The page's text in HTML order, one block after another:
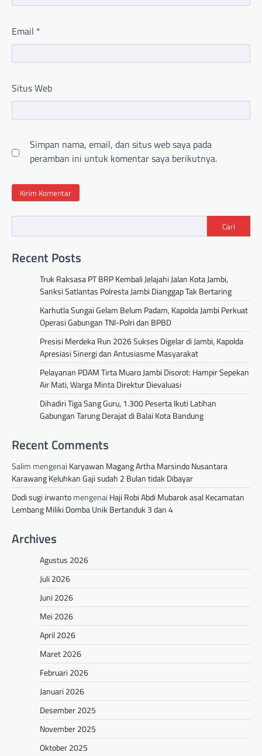
Email *
Situs Web
Simpan nama, email, dan situs web saya pada
peramban ini untuk komentar saya berikutnya.
Cari
Recent Posts
Truk Raksasa PT BRP Kembali Jelajahi Jalan Kota Jambi,
Sanksi Satlantas Polresta Jambi Dianggap Tak Bertaring
Karhutla Sungai Gelam Belum Padam, Kapolda Jambi Perkuat
Operasi Gabungan TNI-Polri dan BPBD
Presisi Merdeka Run 2026 Sukses Digelar di Jambi, Kapolda
Apresiasi Sinergi dan Antusiasme Masyarakat
Pelayanan PDAM Tirta Muaro Jambi Disorot: Hampir Sepekan
Air Mati, Warga Minta Direktur Dievaluasi
Dihadiri Tiga Sang Guru, 1.300 Peserta Ikuti Latihan
Gabungan Tarung Derajat di Balai Kota Bandung
Recent Comments
Salim mengenai Karyawan Magang Artha Marsindo Nusantara
Karawang Keluhkan Gaji sudah 2 Bulan tidak Dibayar
Dodi sugi irwantomengenai Haji Robi Abdi Mubarok asal Kecamatan
Lembang Miliki Domba Unik Bertanduk 3 dan 4
Archives
Agustus 2026
Juli 2026
Juni 2026
Mei 2026
April 2026
Maret 2026
Februari 2026
Januari 2026
Desember 2025
November 2025
Oktober 2025